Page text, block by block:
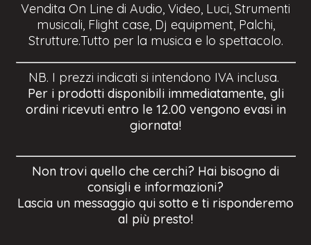
Vendita On Line di Audio, Video, Luci, Strumenti
musicali, Flight case, Dj equipment, Palchi,
Strutture.Tutto per la musica e lo spettacolo.
NB. I prezzi indicati si intendono IVA inclusa.
Per i prodotti disponibili immediatamente, gli
ordini ricevuti entro le 12.00 vengono evasi in
giornata!
Non trovi quello che cerchi? Hai bisogno di
consigli e informazioni?
Lascia un messaggio qui sotto e ti risponderemo
al più presto!